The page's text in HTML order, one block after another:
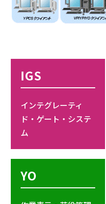
IGS
インテグレーティ
ド・ゲート・システ
ム
YO